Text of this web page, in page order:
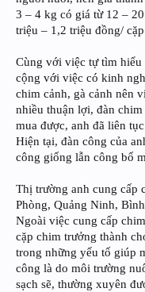
3 – 4 kg có giá từ 12 –
triệu – 1,2 triệu đồng/
Cùng với việc tự tìm hiểu
cộng với việc có kinh
chim cảnh, gà cảnh nên
nhiều thuận lợi, đàn
mua được, anh đã liên
Hiện tại, đàn công của
công giống lẫn công bố
Thị trường anh cung cấp
Phòng, Quảng Ninh,
Ngoài việc cung cấp
cặp chim trưởng thành
trong những yếu tố giúp
công là do môi trường
sạch sẽ, thường xuyên